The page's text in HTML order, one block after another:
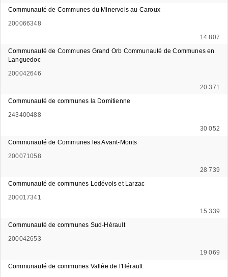
Communauté de Communes du Minervois au Caroux
200066348
14 807
Communauté de Communes Grand Orb Communauté de Communes en
Languedoc
200042646
20 371
Communauté de communes la Domitienne
243400488
30 052
Communauté de Communes les Avant-Monts
200071058
28 739
Communauté de communes Lodévois et Larzac
200017341
15 339
Communauté de communes Sud-Hérault
200042653
19 069
Communauté de communes Vallée de l'Hérault